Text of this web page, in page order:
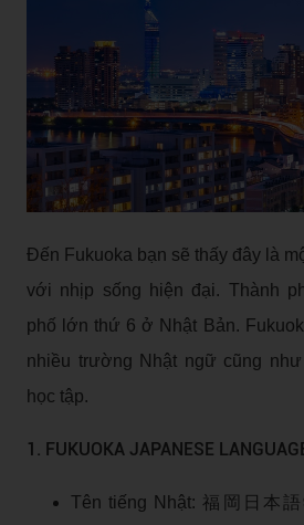
Đến Fukuoka bạn sẽ thấy đây là
với nhịp sống hiện đại. Thành
phố lớn thứ 6 ở Nhật Bản.
nhiều trường Nhật ngữ cũng
học tập.
1. FUKUOKA JAPANESE
Tên tiếng Nhật: 福岡日本